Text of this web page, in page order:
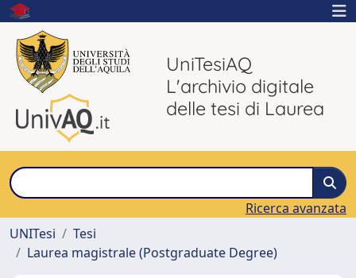
UniTesiAQ
L'archivio digitale
delle tesi di Laurea
Ricerca avanzata
UNITesi
Tesi
Laurea magistrale (Postgraduate Degree)